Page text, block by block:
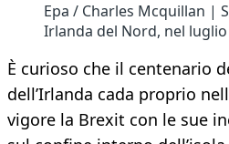
Epa / Charles Mcquillan |
Irlanda del Nord, nel luglio
È curioso che il centenario
dell’Irlanda cada proprio
vigore la Brexit con le sue